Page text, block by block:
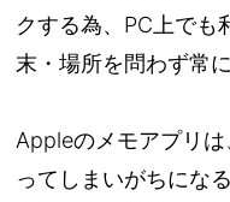
クする為、PC上でも
末・場所を問わず常
Appleのメモアプリ
ってしまいがちにな